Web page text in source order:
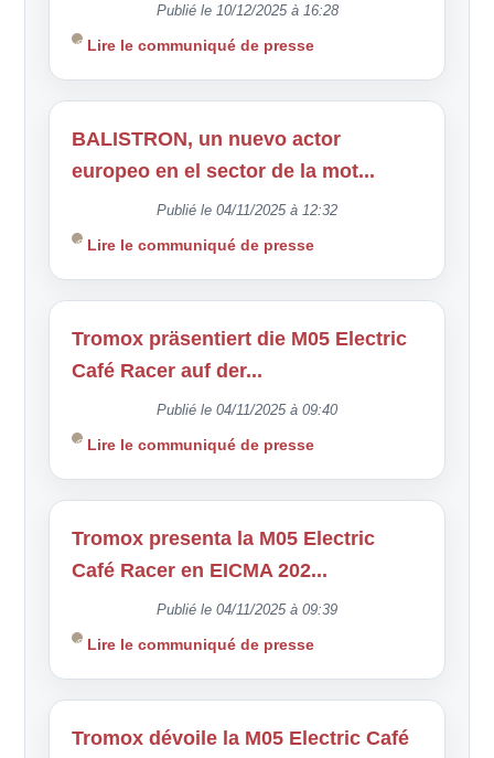
Publié le 10/12/2025 à 16:28
Lire le communiqué de presse
BALISTRON, un nuevo actor
europeo en el sector de la mot...
Publié le 04/11/2025 à 12:32
Lire le communiqué de presse
Tromox präsentiert die M05 Electric
Café Racer auf der...
Publié le 04/11/2025 à 09:40
Lire le communiqué de presse
Tromox presenta la M05 Electric
Café Racer en EICMA 202...
Publié le 04/11/2025 à 09:39
Lire le communiqué de presse
Tromox dévoile la M05 Electric Café